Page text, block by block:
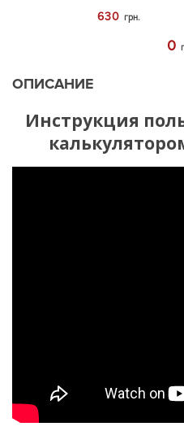
630 грн.
0
ОПИСАНИЕ
Инструкция